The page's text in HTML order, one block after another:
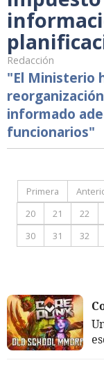
Redacción
"El Ministerio
informado
funcionarios"
Primera
20
21 22
30
31 32